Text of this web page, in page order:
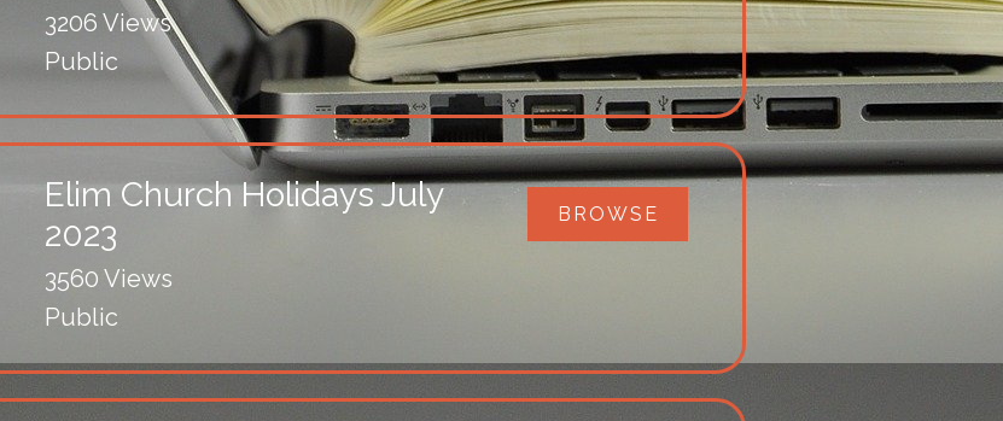
3206 Views
Public
Elim Church Holidays July
2023
3560 Views
Public
BROWSE